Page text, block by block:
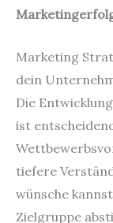
Marketing
dein
Die
ist
tiefere
wünsche
Zielgruppe